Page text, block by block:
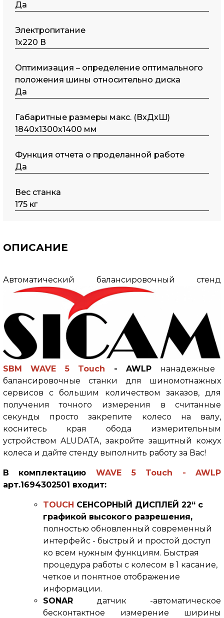
Да
Электропитание
1х220 В
Оптимизация – определение оптимального
положения шины относительно диска
Да
Габаритные размеры макс. (ВxДxШ)
1840x1300х1400 мм
Функция отчета о проделанной работе
Да
Вес станка
175 кг
ОПИСАНИЕ
Автоматический балансировочный стенд
SBM WAVE 5 Touch - AWLP нанадежные
балансировочные станки для шиномотнажных
сервисов с большим количеством заказов, для
получения точного измерения в считанные
секунды просто закрепите колесо на валу,
коснитесь края обода измерительным
устройством ALUDATA, закройте защитный кожух
колеса и дайте стенду выполнить работу за Вас!
В комплектацию WAVE 5 Touch
- AWLP
арт.1694302501 входит:
TOUCH СЕНСОРНЫЙ ДИСПЛЕЙ 22“ с
графикой высокого разрешения,
полностью обновленный современный
интерфейс - быстрый и простой доступ
ко всем нужным функциям. Быстрая
процедура работы с колесом в 1 касание,
четкое и понятное отображение
информации.
SONAR датчик
-автоматическое
бесконтактное измерение ширины